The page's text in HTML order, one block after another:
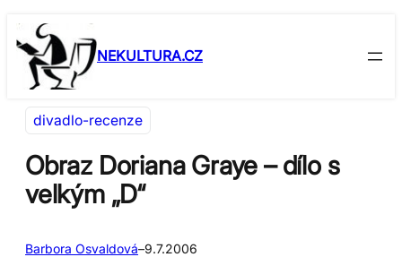
Přeskočit
na
obsah
Skip
to
content
NEKULTURA.CZ
divadlo-recenze
Obraz Doriana Graye – dílo s
velkým „D“
Barbora Osvaldová–9.7.2006